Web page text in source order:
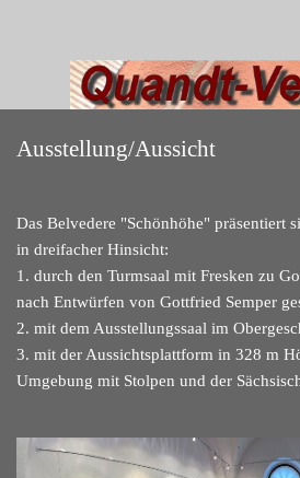
Ausstellung/Aussicht
Das Belvedere "Schönhöhe" präsentiert
in dreifacher Hinsicht:
1. durch den Turmsaal mit Fresken zu
nach Entwürfen von Gottfried Semper
2. mit dem Ausstellungssaal im
3. mit der Aussichtsplattform in 328 m
Umgebung mit Stolpen und der